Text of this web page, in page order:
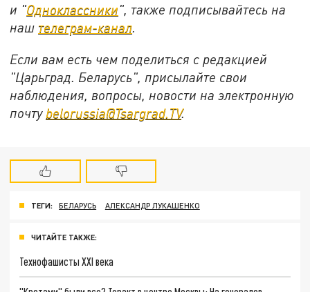
и "Одноклассники", также подписывайтесь на
наш телеграм-канал.
Если вам есть чем поделиться с редакцией
"Царьград. Беларусь", присылайте свои
наблюдения, вопросы, новости на электронную
почту belorussia@Tsargrad.TV.
ТЕГИ: БЕЛАРУСЬ АЛЕКСАНДР ЛУКАШЕНКО
ЧИТАЙТЕ ТАКЖЕ:
Технофашисты XXI века